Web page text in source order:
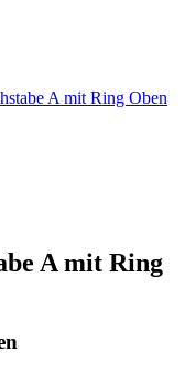
A mit Ring Oben
A mit Ring